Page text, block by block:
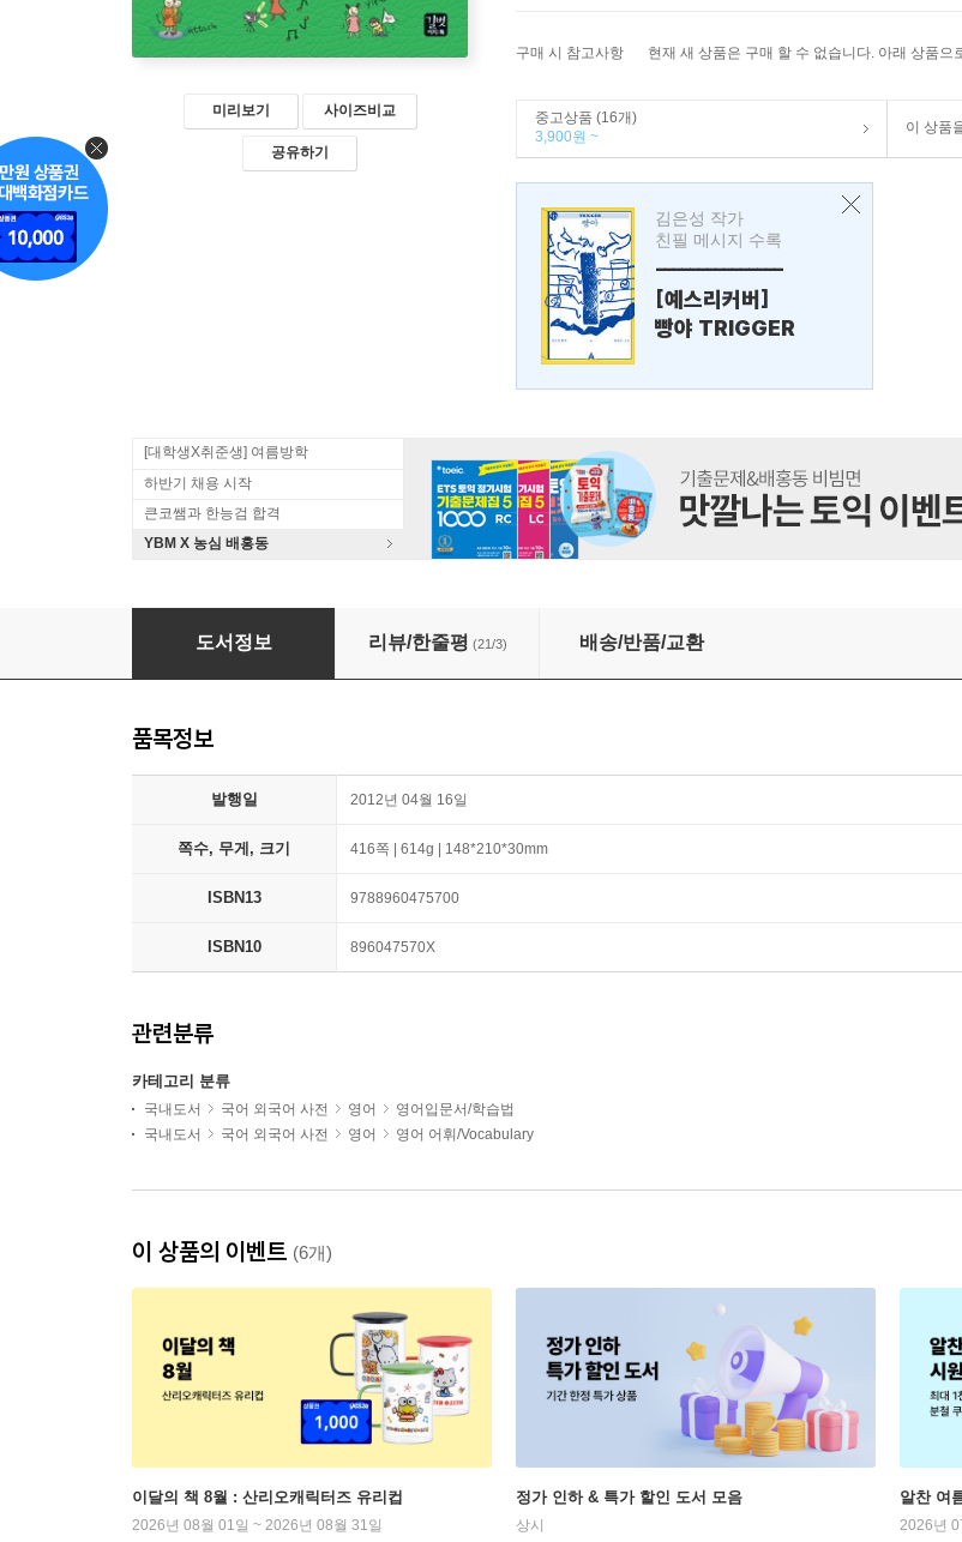
미리보기 사이즈비교
공유하기
구매 시 참고사항 현재 새 상품은 구매 할 수 없습니다. 아래 상품으
중고상품 (16개)
3,900원 ~
이 상품
김은성 작가
친필 메시지 수록
---------------
[예스리커버]
빵야 TRIGGER
[대학생X취준생] 여름방학
하반기 채용 시작
큰코쌤과 한능검 합격
YBM X 농심 배홍동
영어 단어의 원리
도서정보 리뷰/한줄평 (21/3) 배송/반품/교환
품목정보
발행일 2012년 04월 16일
쪽수, 무게, 크기 416쪽 | 614g | 148*210*30mm
ISBN13 9788960475700
ISBN10 896047570X
관련분류
카테고리 분류
국내도서 국어 외국어 사전 영어
영어입문서/학습법
국내도서
국어 외국어 사전 영어 영어 어휘/Vocabulary
이 상품의 이벤트 (6개)
이달의 책 8월 : 산리오캐릭터즈 유리컵
2026년 08월 01일 ~ 2026년 08월 31일
정가 인하 & 특가 할인 도서 모음
상시
알찬 여
2026년